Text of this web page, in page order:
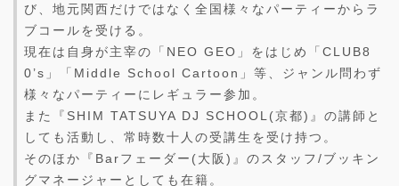
び、地元関西だけではなく全国様々なパーティーからラ
ブコールを受ける。
現在は自身が主宰の「NEO GEO」をはじめ「CLUB8
0’s」「Middle School Cartoon」等、ジャンル問わず
様々なパーティーにレギュラー参加。
また『SHIM TATSUYA DJ SCHOOL(京都)』の講師と
しても活動し、常時数十人の受講生を受け持つ。
そのほか『Barフェーダー(大阪)』のスタッフ/ブッキン
グマネージャーとしても在籍。